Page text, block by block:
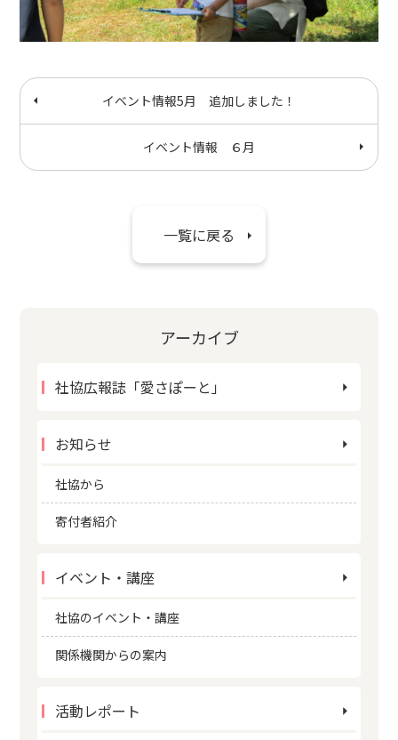
イベント情報5月 追加しました！
イベント情報 ６月
一覧に戻る
アーカイブ
社協広報誌「愛さぽーと」
お知らせ
社協から
寄付者紹介
イベント・講座
社協のイベント・講座
関係機関からの案内
活動レポート